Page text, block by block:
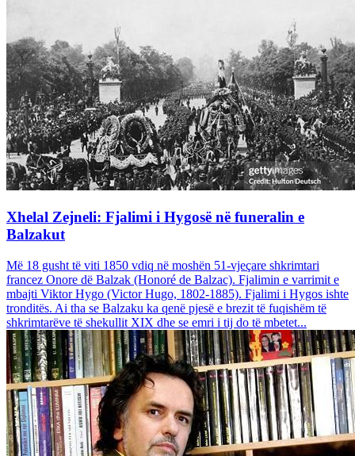
Xhelal Zejneli: Fjalimi i Hygosë në funeralin e
Balzakut
Më 18 gusht të viti 1850 vdiq në moshën 51-vjeçare shkrimtari
francez Onore dë Balzak (Honoré de Balzac). Fjalimin e varrimit e
mbajti Viktor Hygo (Victor Hugo, 1802-1885). Fjalimi i Hygos ishte
tronditës. Ai tha se Balzaku ka qenë pjesë e brezit të fuqishëm të
shkrimtarëve të shekullit XIX dhe se emri i tij do të mbetet...